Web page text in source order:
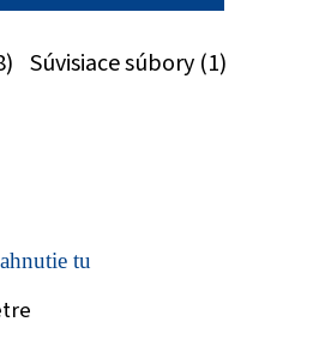
Súvisiace súbory (1)
tu